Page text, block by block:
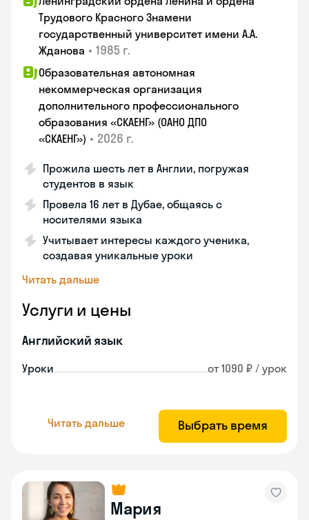
Трудового Красного Знамени
государственный университет имени А.А.
Жданова • 1985 г.
Образовательная автономная
некоммерческая организация
дополнительного профессионального
образования «СКАЕНГ» (ОАНО ДПО
«СКАЕНГ») • 2026 г.
Прожила шесть лет в Англии, погружая
студентов в язык
Провела 16 лет в Дубае, общаясь с
носителями языка
Учитывает интересы каждого ученика,
создавая уникальные уроки
Читать дальше
Услуги и цены
Английский язык
Уроки от 1090 ₽ / урок
Читать дальше Выбрать время
Мария